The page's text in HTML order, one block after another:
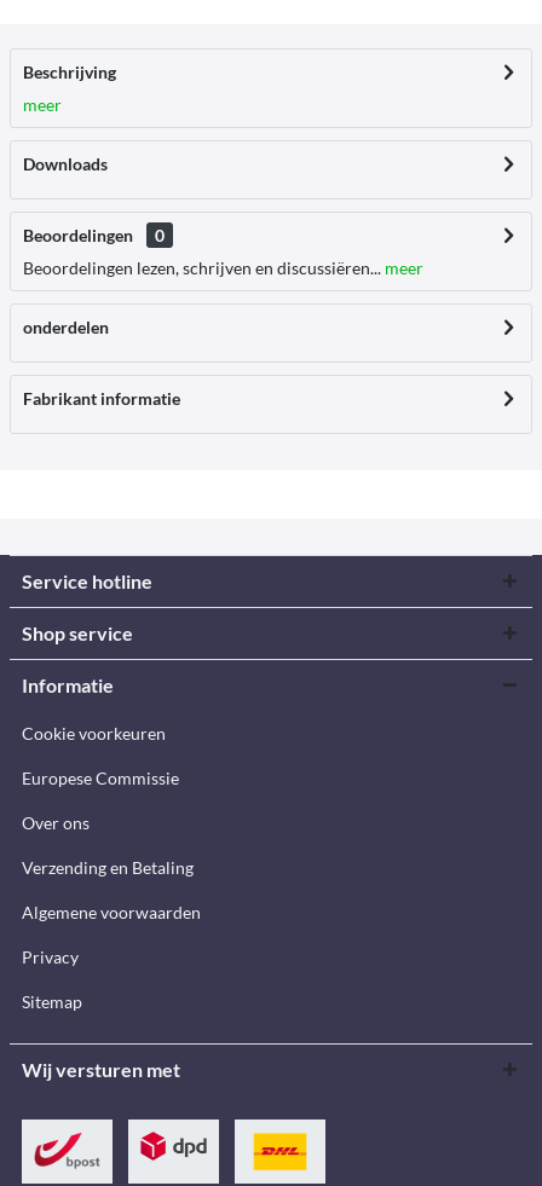
Beschrijving
meer
Downloads
Beoordelingen
0
Beoordelingen lezen, schrijven en discussiëren... meer
onderdelen
Fabrikant informatie
Service hotline
Shop service
Informatie
Cookie voorkeuren
Europese Commissie
Over ons
Verzending en Betaling
Algemene voorwaarden
Privacy
Sitemap
Wij versturen met